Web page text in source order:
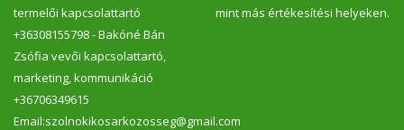
termelői kapcsolattartó
+36308155798 - Bakóné Bán
Zsófia vevői kapcsolattartó,
marketing, kommunikáció
+36706349615
Email:szolnokikosarkozosseg@gmail.com
mint más értékesítési helyeken.